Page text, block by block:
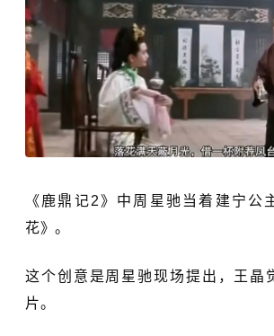
《鹿鼎记2》中周星驰当着建宁公
花》。
这个创意是周星驰现场提出，王晶
片。